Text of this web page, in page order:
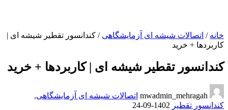
خانه / اتصالات شیشه ای آزمایشگاهی / کندانسور تقطیر شیشه ای |
کاربردها + خرید
کندانسور تقطیر شیشه ای | کاربردها + خرید
اتصالات شیشه ای آزمایشگاهی,
کندانسور تقطیر 1402-09-24